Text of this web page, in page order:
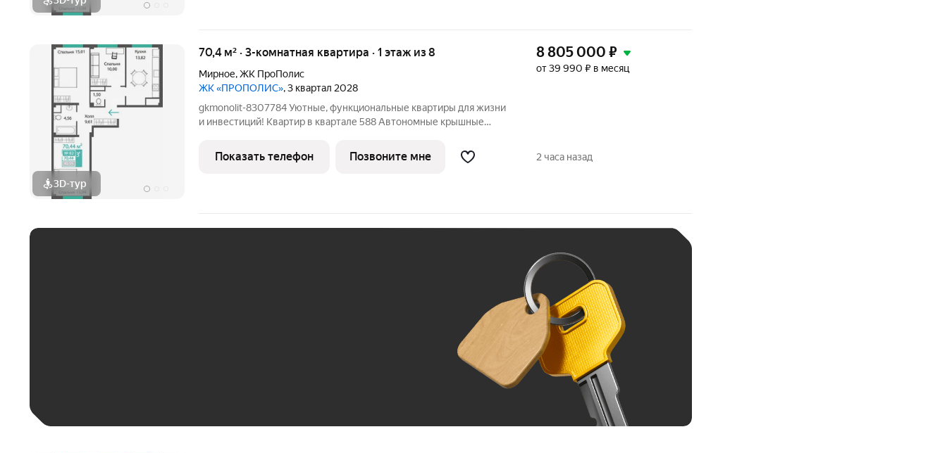
3D-тур
70,4 м² · 3-комнатная квартира · 1 этаж из 8
Мирное,ЖК ПроПолис
ЖК «ПРОПОЛИС», 3 квартал 2028
gkmonolit-8307784 Уютные, функциональные квартиры для жизни
и инвестиций! Квартир в квартале 588 Автономные крышные
потерять! ПОЗВОНИТЕ НАМ ПРЯМО СЕЙЧАС ДЛЯ
КОНСУЛЬТАЦИИ, ПРЕДЛОЖЕНИЕ ОГРАНИЧЕНО!
8 805 000 ₽
от 39 990 ₽ в месяц
Показать телефон Позвоните мне 2 часа назад